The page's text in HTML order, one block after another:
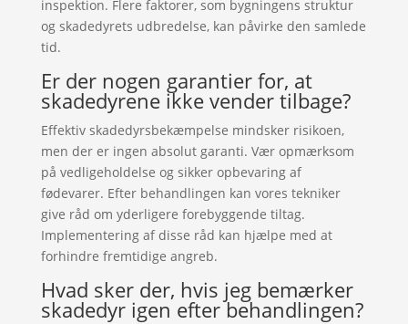
inspektion. Flere faktorer, som bygningens struktur
og skadedyrets udbredelse, kan påvirke den samlede
tid.
Er der nogen garantier for, at
skadedyrene ikke vender tilbage?
Effektiv skadedyrsbekæmpelse mindsker risikoen,
men der er ingen absolut garanti. Vær opmærksom
på vedligeholdelse og sikker opbevaring af
fødevarer. Efter behandlingen kan vores tekniker
give råd om yderligere forebyggende tiltag.
Implementering af disse råd kan hjælpe med at
forhindre fremtidige angreb.
Hvad sker der, hvis jeg bemærker
skadedyr igen efter behandlingen?